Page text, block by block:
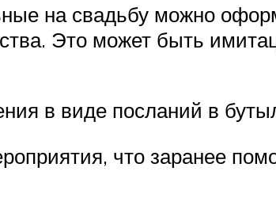
на свадьбу можно
Это может быть
в виде посланий в
что заранее